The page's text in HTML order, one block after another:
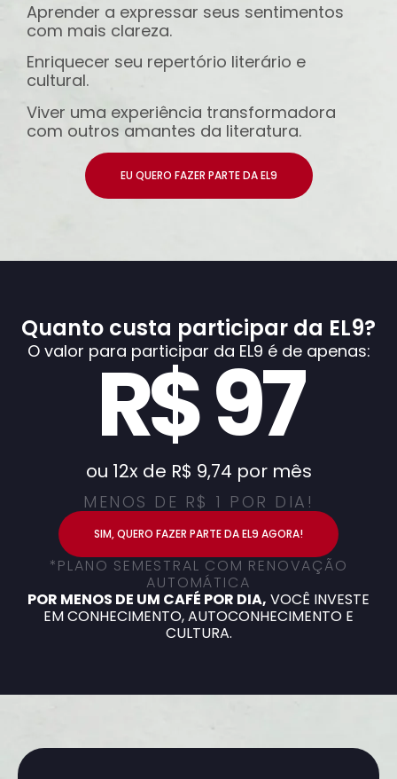
Aprender a expressar seus sentimentos
com mais clareza.
Enriquecer seu repertório literário e
cultural.
Viver uma experiência transformadora
com outros amantes da literatura.
EU QUERO FAZER PARTE DA EL9
Quanto custa participar da EL9?
O valor para participar da EL9 é de apenas:
R$ 97
ou 12x de R$ 9,74 por mês
MENOS DE R$ 1 POR DIA!
SIM, QUERO FAZER PARTE DA EL9 AGORA!
*PLANO SEMESTRAL COM RENOVAÇÃO
AUTOMÁTICA
POR MENOS DE UM CAFÉ POR DIA, VOCÊ INVESTE
EM CONHECIMENTO, AUTOCONHECIMENTO E
CULTURA.